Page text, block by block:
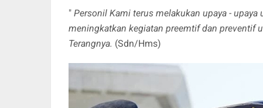
" Personil Kami terus melakukan upaya -
meningkatkan kegiatan preemtif dan preventif
Terangnya. (Sdn/Hms)